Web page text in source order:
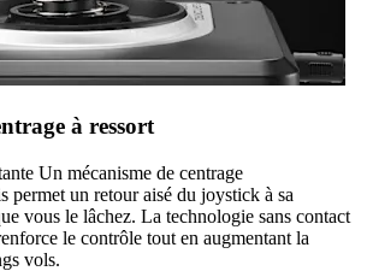
à ressort
Un mécanisme de centrage
permet un retour aisé du joystick à sa
vous le lâchez. La technologie sans contact
le contrôle tout en augmentant la
vols.